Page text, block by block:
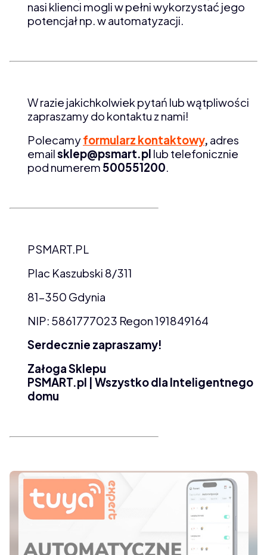
nasi klienci mogli w pełni wykorzystać jego
potencjał np. w automatyzacji.
W razie jakichkolwiek pytań lub wątpliwości
zapraszamy do kontaktu z nami!
Polecamyformularz kontaktowy, adres
emailsklep@psmart.pl lub telefonicznie
pod numerem 500551200.
PSMART.PL
Plac Kaszubski 8/311
81-350 Gdynia
NIP: 5861777023 Regon 191849164
Serdecznie zapraszamy!
Załoga Sklepu
PSMART.pl | Wszystko dla Inteligentnego
domu